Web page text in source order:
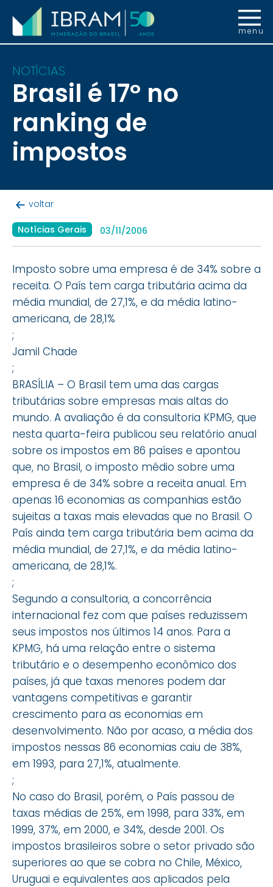
menu
NOTÍCIAS
Brasil é 17º no
ranking de
impostos
voltar
Notícias Gerais 03/11/2006
Imposto sobre uma empresa é de 34% sobre a
receita. O País tem carga tributária acima da
média mundial, de 27,1%, e da média latino-
americana, de 28,1%
;
Jamil Chade
;
BRASÍLIA – O Brasil tem uma das cargas
tributárias sobre empresas mais altas do
mundo. A avaliação é da consultoria KPMG, que
nesta quarta-feira publicou seu relatório anual
sobre os impostos em 86 países e apontou
que, no Brasil, o imposto médio sobre uma
empresa é de 34% sobre a receita anual. Em
apenas 16 economias as companhias estão
sujeitas a taxas mais elevadas que no Brasil. O
País ainda tem carga tributária bem acima da
média mundial, de 27,1%, e da média latino-
americana, de 28,1%.
;
Segundo a consultoria, a concorrência
internacional fez com que países reduzissem
seus impostos nos últimos 14 anos. Para a
KPMG, há uma relação entre o sistema
tributário e o desempenho econômico dos
países, já que taxas menores podem dar
vantagens competitivas e garantir
crescimento para as economias em
desenvolvimento. Não por acaso, a média dos
impostos nessas 86 economias caiu de 38%,
em 1993, para 27,1%, atualmente.
;
No caso do Brasil, porém, o País passou de
taxas médias de 25%, em 1998, para 33%, em
1999, 37%, em 2000, e 34%, desde 2001. Os
impostos brasileiros sobre o setor privado são
superiores ao que se cobra no Chile, México,
Uruguai e equivalentes aos aplicados pela